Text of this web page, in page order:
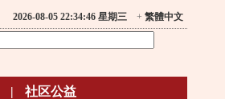
2026-08-05 22:34:46 星期三 + 繁體中文
| 社区公益